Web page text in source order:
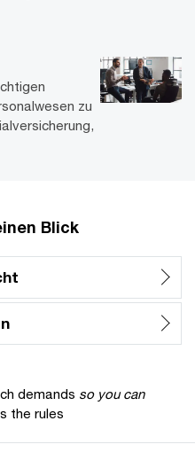
zu
Blick
demands so you can
the rules